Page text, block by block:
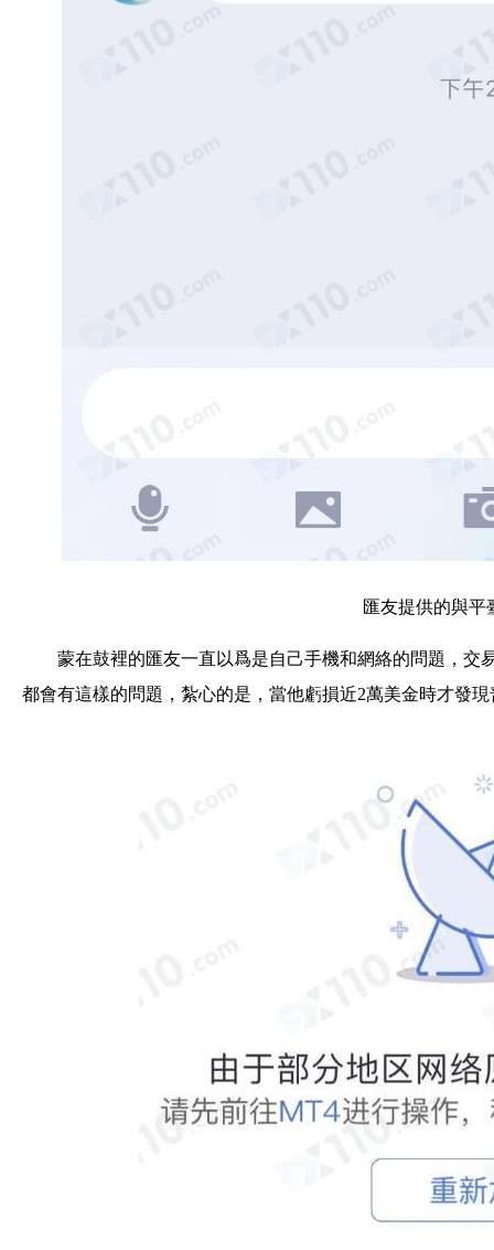
匯友提供的與平
蒙在鼓裡的匯友一直以爲是自己手機和網絡的問題，交
都會有這樣的問題，紮心的是，當他虧損近2萬美金時才發